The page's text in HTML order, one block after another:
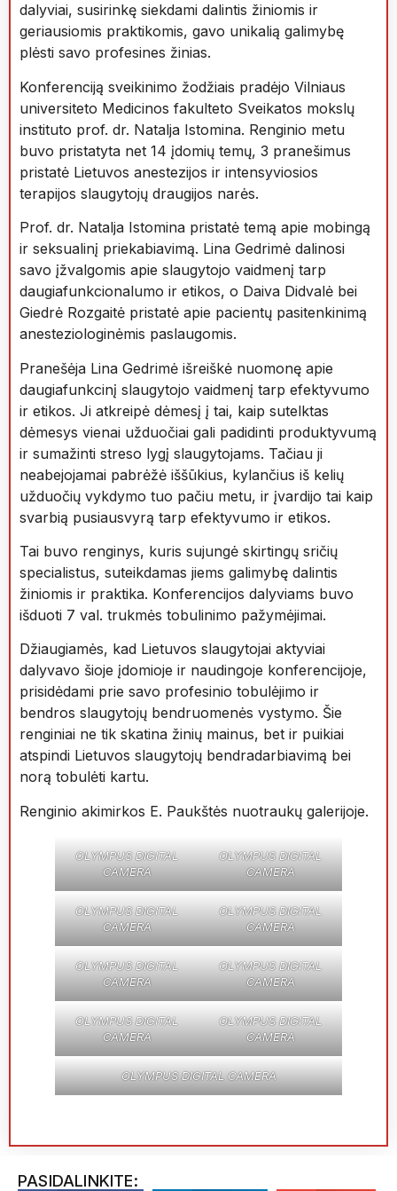
dalyviai, susirinkę siekdami dalintis žiniomis ir
geriausiomis praktikomis, gavo unikalią galimybę
plėsti savo profesines žinias.
Konferenciją sveikinimo žodžiais pradėjo Vilniaus
universiteto Medicinos fakulteto Sveikatos mokslų
instituto prof. dr. Natalja Istomina. Renginio metu
buvo pristatyta net 14 įdomių temų, 3 pranešimus
pristatė Lietuvos anestezijos ir intensyviosios
terapijos slaugytojų draugijos narės.
Prof. dr. Natalja Istomina pristatė temą apie mobingą
ir seksualinį priekabiavimą. Lina Gedrimė dalinosi
savo įžvalgomis apie slaugytojo vaidmenį tarp
daugiafunkcionalumo ir etikos, o Daiva Didvalė bei
Giedrė Rozgaitė pristatė apie pacientų pasitenkinimą
anesteziologinėmis paslaugomis.
Pranešėja Lina Gedrimė išreiškė nuomonę apie
daugiafunkcinį slaugytojo vaidmenį tarp efektyvumo
ir etikos. Ji atkreipė dėmesį į tai, kaip sutelktas
dėmesys vienai užduočiai gali padidinti produktyvumą
ir sumažinti streso lygį slaugytojams. Tačiau ji
neabejojamai pabrėžė iššūkius, kylančius iš kelių
užduočių vykdymo tuo pačiu metu, ir įvardijo tai kaip
svarbią pusiausvyrą tarp efektyvumo ir etikos.
Tai buvo renginys, kuris sujungė skirtingų sričių
specialistus, suteikdamas jiems galimybę dalintis
žiniomis ir praktika. Konferencijos dalyviams buvo
išduoti 7 val. trukmės tobulinimo pažymėjimai.
Džiaugiamės, kad Lietuvos slaugytojai aktyviai
dalyvavo šioje įdomioje ir naudingoje konferencijoje,
prisidėdami prie savo profesinio tobulėjimo ir
bendros slaugytojų bendruomenės vystymo. Šie
renginiai ne tik skatina žinių mainus, bet ir puikiai
atspindi Lietuvos slaugytojų bendradarbiavimą bei
norą tobulėti kartu.
Renginio akimirkos E. Paukštės nuotraukų galerijoje.
OLYMPUS DIGITAL
CAMERA
OLYMPUS DIGITAL
CAMERA
OLYMPUS DIGITAL
CAMERA
OLYMPUS DIGITAL
CAMERA
OLYMPUS DIGITAL
CAMERA
OLYMPUS DIGITAL
CAMERA
OLYMPUS DIGITAL
CAMERA
OLYMPUS DIGITAL
CAMERA
OLYMPUS DIGITAL CAMERA
PASIDALINKITE: